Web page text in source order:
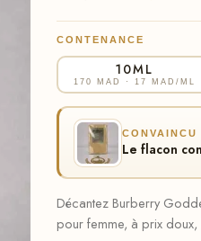
CONTENANCE
10ML
170 MAD · 17 MAD/ML
CONVAINCU
Le flacon
Décantez Burberry
pour femme, à prix